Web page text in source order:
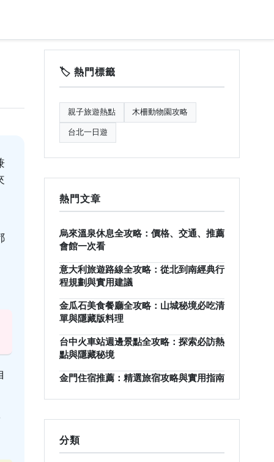
🏷️ 熱門標籤
親子旅遊熱點 木柵動物園攻略
台北一日遊
熱門文章
烏來溫泉休息全攻略：價格、交通、推薦
會館一次看
意大利旅遊路線全攻略：從北到南經典行
程規劃與實用建議
金瓜石美食餐廳全攻略：山城秘境必吃清
單與隱藏版料理
台中火車站週邊景點全攻略：探索必訪熱
點與隱藏秘境
金門住宿推薦：精選旅宿攻略與實用指南
分類